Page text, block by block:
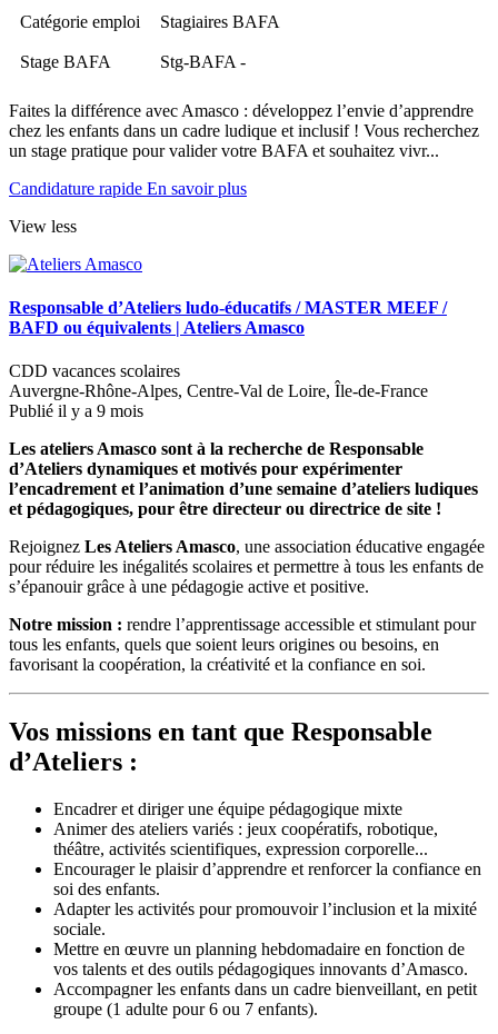
Catégorie emploi Stagiaires BAFA
Stage BAFA Stg-BAFA -
Faites la différence avec Amasco : développez l’envie d’apprendre
chez les enfants dans un cadre ludique et inclusif ! Vous recherchez
un stage pratique pour valider votre BAFA et souhaitez vivr...
Candidature rapide En savoir plus
View less
Responsable d’Ateliers ludo-éducatifs / MASTER MEEF /
BAFD ou équivalents | Ateliers Amasco
CDD vacances scolaires
Auvergne-Rhône-Alpes, Centre-Val de Loire, Île-de-France
Publié il y a 9 mois
Les ateliers Amasco sont à la recherche de Responsable
d’Ateliers dynamiques et motivés pour expérimenter
l’encadrement et l’animation d’une semaine d’ateliers ludiques
et pédagogiques, pour être directeur ou directrice de site !
Rejoignez Les Ateliers Amasco, une association éducative engagée
pour réduire les inégalités scolaires et permettre à tous les enfants de
s’épanouir grâce à une pédagogie active et positive.
Notre mission : rendre l’apprentissage accessible et stimulant pour
tous les enfants, quels que soient leurs origines ou besoins, en
favorisant la coopération, la créativité et la confiance en soi.
Vos missions en tant que Responsable
d’Ateliers :
Encadrer et diriger une équipe pédagogique mixte
Animer des ateliers variés : jeux coopératifs, robotique,
théâtre, activités scientifiques, expression corporelle...
Encourager le plaisir d’apprendre et renforcer la confiance en
soi des enfants.
Adapter les activités pour promouvoir l’inclusion et la mixité
sociale.
Mettre en œuvre un planning hebdomadaire en fonction de
vos talents et des outils pédagogiques innovants d’Amasco.
Accompagner les enfants dans un cadre bienveillant, en petit
groupe (1 adulte pour 6 ou 7 enfants).